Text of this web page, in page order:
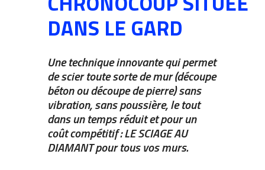
DANS LE GARD
Une technique innovante qui permet
de scier toute sorte de mur (découpe
béton ou découpe de pierre) sans
vibration, sans poussière, le tout
dans un temps réduit et pour un
coût compétitif : LE SCIAGE AU
DIAMANT pour tous vos murs.